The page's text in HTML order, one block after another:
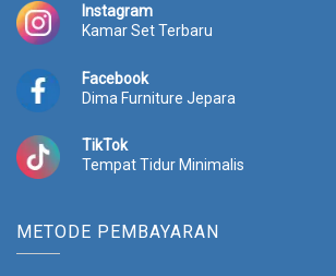
Instagram
Kamar Set Terbaru
Facebook
Dima Furniture Jepara
TikTok
Tempat Tidur Minimalis
METODE PEMBAYARAN